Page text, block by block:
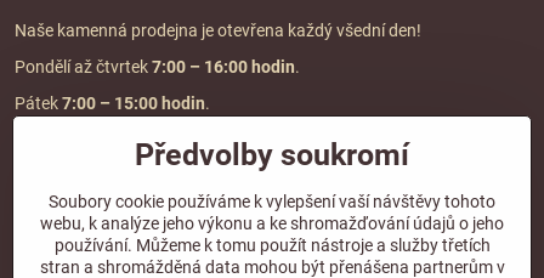
Naše kamenná prodejna je otevřena každý všední den!
Pondělí až čtvrtek7:00 – 16:00 hodin.
Pátek7:00 – 15:00 hodin.
Doprava a platba
DOPRAVA ZDARMA
při objednávce nad2000 Kč vč. DPH.
Předvolby soukromí
Soubory cookie používáme k vylepšení vaší návštěvy tohoto
webu, k analýze jeho výkonu a ke shromažďování údajů o jeho
používání. Můžeme k tomu použít nástroje a služby třetích
stran a shromážděná data mohou být přenášena partnerům v